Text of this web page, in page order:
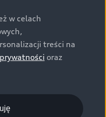
samochody marki Audi
pod
i recyklingu wymagania
i są zgodne z
wydanymi wg
wszystkim
Volkswagen sieci
w celach
treści na
oraz